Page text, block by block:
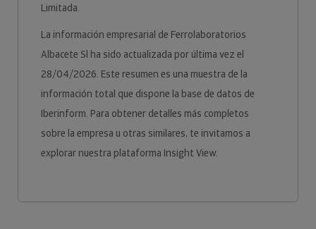
Limitada.
La información empresarial de Ferrolaboratorios
Albacete Sl ha sido actualizada por última vez el
28/04/2026. Este resumen es una muestra de la
información total que dispone la base de datos de
Iberinform. Para obtener detalles más completos
sobre la empresa u otras similares, te invitamos a
explorar nuestra plataforma Insight View.